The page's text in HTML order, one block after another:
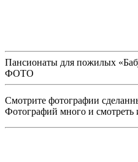
Пансионаты для пожилых
ФОТО
Смотрите фотографии
Фотографий много и смотреть